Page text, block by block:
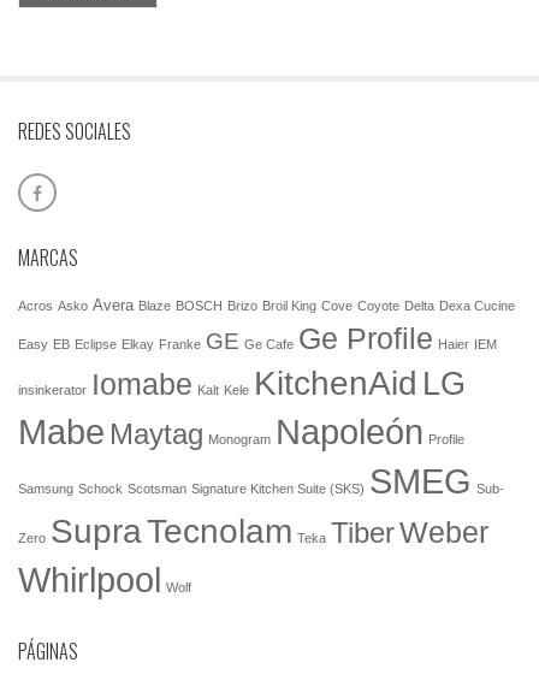
REDES SOCIALES
MARCAS
Acros Asko Avera Blaze BOSCH Brizo Broil King Cove Coyote Delta Dexa Cucine
Easy EB Eclipse Elkay Franke GE Ge Cafe Ge Profile Haier IEM
insinkerator Iomabe Kalt Kele KitchenAid LG
Mabe Maytag Monogram Napoleón Profile
Samsung Schock Scotsman Signature Kitchen Suite (SKS) SMEG Sub-
Zero SupraTecnolam Teka TiberWeber
Whirlpool Wolf
PÁGINAS